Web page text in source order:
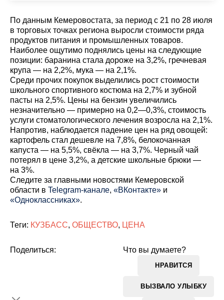
По данным Кемеровостата, за период с 21 по 28 июля
в торговых точках региона выросли стоимости ряда
продуктов питания и промышленных товаров.
Наиболее ощутимо поднялись цены на следующие
позиции: баранина стала дороже на 3,2%, гречневая
крупа — на 2,2%, мука — на 2,1%.
Среди прочих покупок выделились рост стоимости
школьного спортивного костюма на 2,7% и зубной
пасты на 2,5%. Цены на бензин увеличились
незначительно — примерно на 0,2—0,3%, стоимость
услуги стоматологического лечения возросла на 2,1%.
Напротив, наблюдается падение цен на ряд овощей:
картофель стал дешевле на 7,8%, белокочанная
капуста — на 5,5%, свёкла — на 3,7%. Черный чай
потерял в цене 3,2%, а детские школьные брюки —
на 3%.
Cледите за главными новостями Кемеровской
области в Telegram-канале, «ВКонтакте» и
«Одноклассниках».
Теги: КУЗБАСС, ОБЩЕСТВО, ЦЕНА
Что вы думаете?
НРАВИТСЯ
ВЫЗВАЛО УЛЫБКУ
Поделиться: